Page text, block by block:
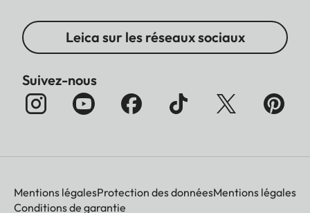
Leica sur les réseaux sociaux
Suivez-nous
Mentions légalesProtection des donnéesMentions légales
Conditions de garantie